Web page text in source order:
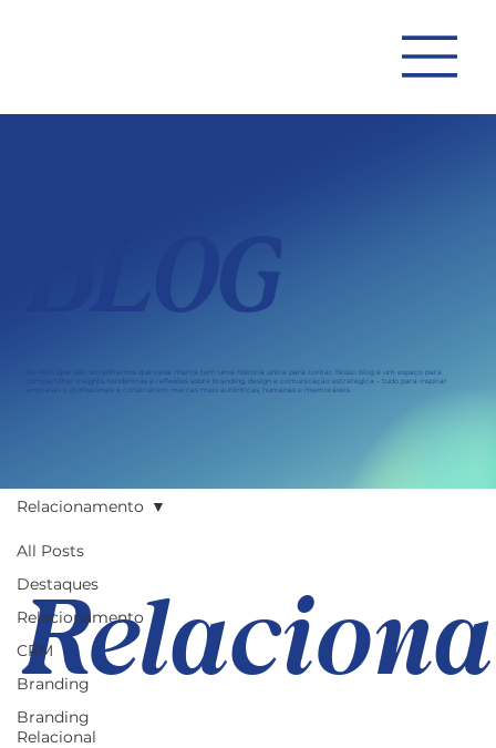
BLOG
Na Mais Que Isso, acreditamos que cada marca tem uma história única para contar. Nosso blog é um espaço para
compartilhar insights, tendências e reflexões sobre branding, design e comunicação estratégica – tudo para inspirar
empresas e profissionais a construírem marcas mais autênticas, humanas e memoráveis.
All Posts
Destaques
Relacionamento
CRM
Branding
Branding
Relacional
Relacionamento